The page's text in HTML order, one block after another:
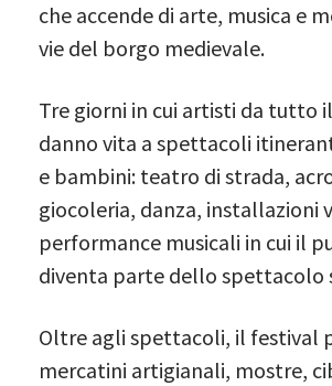
che accende di arte, musica e
vie del borgo medievale.
Tre giorni in cui artisti da tutto
danno vita a spettacoli
e bambini: teatro di strada,
giocoleria, danza, installazioni
performance musicali in cui il
diventa parte dello spettacolo
Oltre agli spettacoli, il festival
mercatini artigianali, mostre,